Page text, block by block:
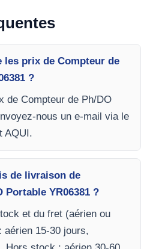
les prix de Compteur de
?
de Compteur de Ph/DO
nous un e-mail via le
AQUI.
de livraison de
Portable YR06381 ?
et du fret (aérien ou
15-30 jours,